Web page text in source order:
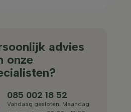
advies
onze
085 002 18 52
Vandaag gesloten. Maandag